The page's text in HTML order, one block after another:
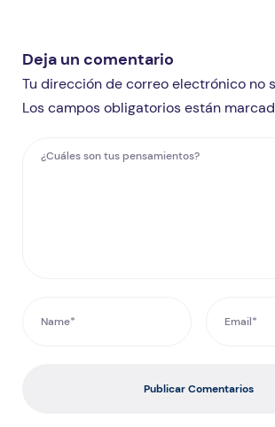
Deja un comentario
Tu dirección de correo electrónico no
Los campos obligatorios están
Publicar Comentarios